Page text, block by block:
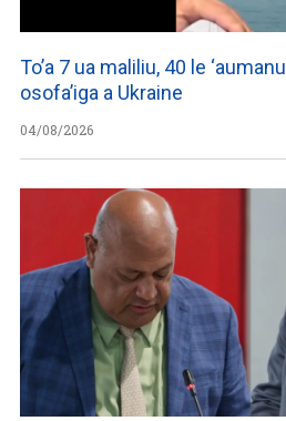
To’a 7 ua maliliu, 40 le
osofa’iga a Ukraine
04/08/2026